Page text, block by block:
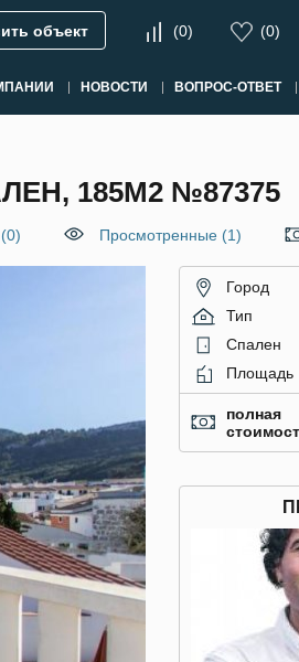
объект (0) (0)
НОВОСТИ ВОПРОС-ОТВЕТ
185М2 №87375
(0) Просмотренные (1)
Город
Тип
Спален
Площадь
полная